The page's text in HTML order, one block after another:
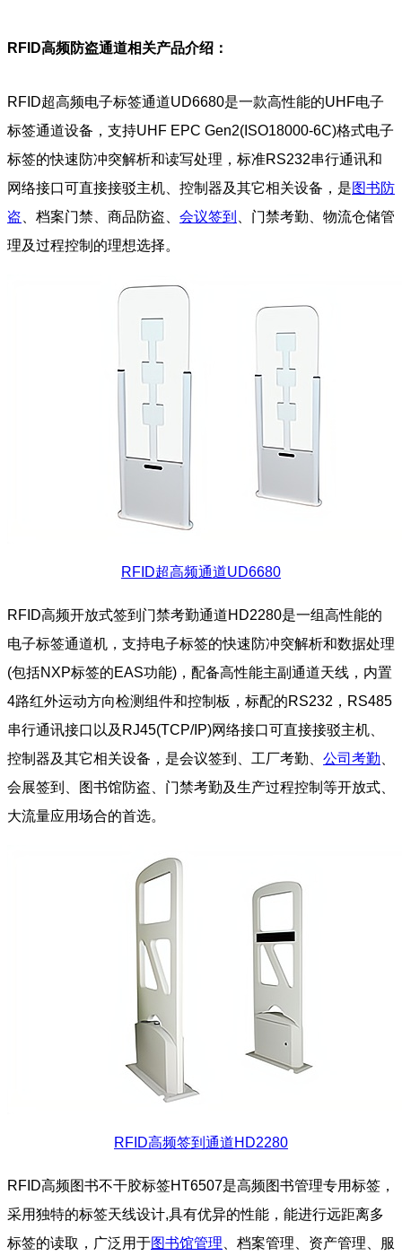
RFID高频防盗通道相关产品介绍：
RFID超高频电子标签通道UD6680是一款高性能的UHF电子
标签通道设备，支持UHF EPC Gen2(ISO18000-6C)格式电子
标签的快速防冲突解析和读写处理，标准RS232串行通讯和
网络接口可直接接驳主机、控制器及其它相关设备，是图书防
盗 、档案门禁、商品防盗、 会议签到
、门禁考勤、物流仓储管
理及过程控制的理想选择。
RFID超高频通道UD6680
RFID高频开放式签到门禁考勤通道HD2280是一组高性能的
电子标签通道机，支持电子标签的快速防冲突解析和数据处理
(包括NXP标签的EAS功能)，配备高性能主副通道天线，内置
4路红外运动方向检测组件和控制板，标配的RS232，RS485
串行通讯接口以及RJ45(TCP/IP)网络接口可直接接驳主机、
控制器及其它相关设备，是会议签到、工厂考勤、 公司考勤
会展签到、图书馆防盗、门禁考勤及生产过程控制等开放式、
大流量应用场合的首选。
RFID高频签到通道HD2280
RFID高频图书不干胶标签HT6507是高频图书管理专用标签，
采用独特的标签天线设计,具有优异的性能，能进行远距离多
标签的读取，广泛用于图书馆管理 、档案管理、资产管理、服